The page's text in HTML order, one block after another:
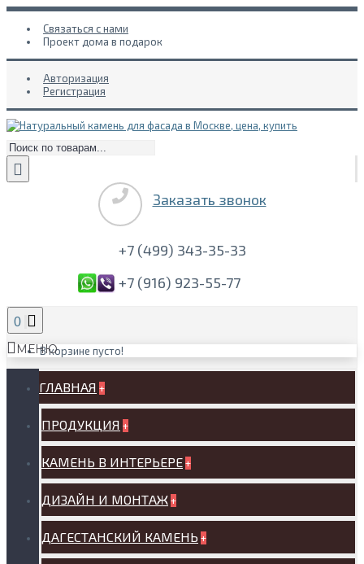
Связаться с нами
Проект дома в подарок
Авторизация
Регистрация
Заказать звонок
+7 (499) 343-35-33
+7 (916) 923-55-77
0
В корзине пусто!
МЕНЮ
ГЛАВНАЯ +
ПРОДУКЦИЯ +
КАМЕНЬ В ИНТЕРЬЕРЕ+
ДИЗАЙН И МОНТАЖ+
ДАГЕСТАНСКИЙ КАМЕНЬ +